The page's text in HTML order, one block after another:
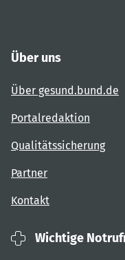
Über uns
Über gesund.bund.de
Portalredaktion
Qualitätssicherung
Partner
Kontakt
Wichtige